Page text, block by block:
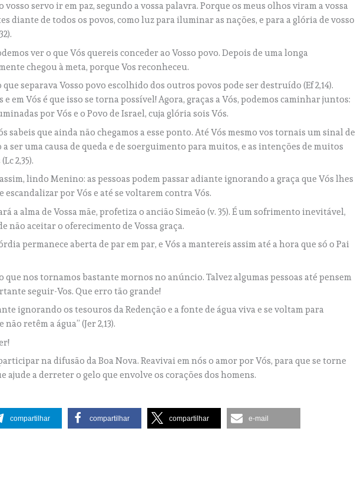
vosso servo ir em paz, segundo a vossa palavra. Porque os meus olhos viram a vossa
diante de todos os povos, como luz para iluminar as nações, e para a glória de vosso
ver o que Vós quereis conceder ao Vosso povo. Depois de uma longa
chegou à meta, porque Vos reconheceu.
separava Vosso povo escolhido dos outros povos pode ser destruído (Ef 2,14).
e em Vós é que isso se torna possível! Agora, graças a Vós, podemos caminhar juntos:
por Vós e o Povo de Israel, cuja glória sois Vós.
sabeis que ainda não chegamos a esse ponto. Até Vós mesmo vos tornais um sinal de
ser uma causa de queda e de soerguimento para muitos, e as intenções de muitos
2,35).
lindo Menino: as pessoas podem passar adiante ignorando a graça que Vós lhes
escandalizar por Vós e até se voltarem contra Vós.
a alma de Vossa mãe, profetiza o ancião Simeão (v. 35). É um sofrimento inevitável,
não aceitar o oferecimento de Vossa graça.
permanece aberta de par em par, e Vós a mantereis assim até a hora que só o Pai
que nos tornamos bastante mornos no anúncio. Talvez algumas pessoas até pensem
seguir-Vos. Que erro tão grande!
ignorando os tesouros da Redenção e a fonte de água viva e se voltam para
retêm a água” (Jer 2,13).
na difusão da Boa Nova. Reavivai em nós o amor por Vós, para que se torne
ajude a derreter o gelo que envolve os corações dos homens.
compartilhar compartilhar compartilhar e-mail